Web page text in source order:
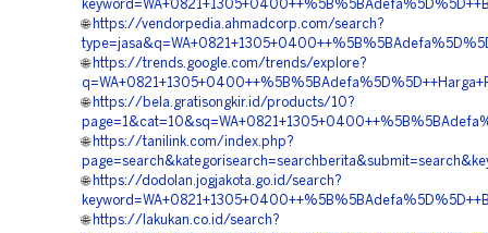
🌐 https://vendorpedia.ahmadcorp.com/search?
🌐 https://trends.google.com/trends/explore?
🌐 https://bela.gratisongkir.id/products/10?
🌐 https://tanilink.com/index.php?
🌐 https://dodolan.jogjakota.go.id/search?
🌐 https://lakukan.co.id/search?